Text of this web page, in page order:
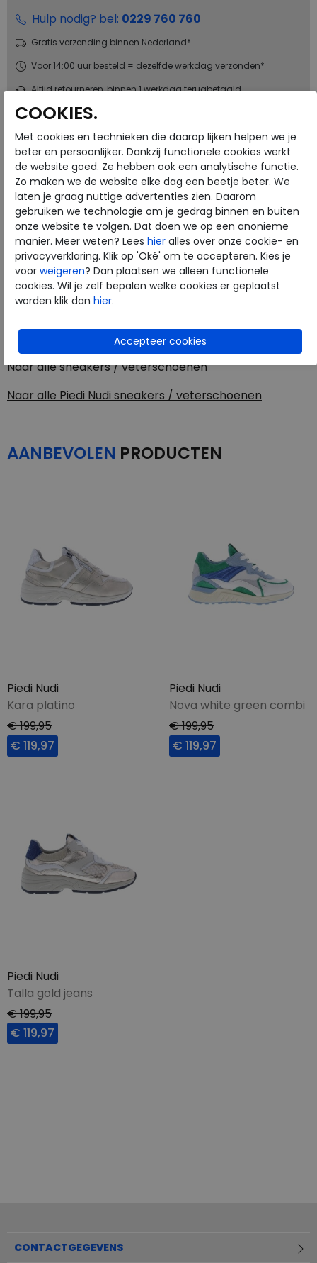
Piedi Nudi
Naar allesneakers / veterschoenen
Naar alle Piedi Nudi sneakers / veterschoenen
Hulp nodig? bel: 0229 760 760
Gratis verzending binnen Nederland*
Voor 14:00 uur besteld = dezelfde werkdag verzonden*
Altijd retourneren, binnen 1 werkdag terugbetaald
Piedi Nudi
Fabrikantcode
04.05
Bestelcode
234.69.000029
Kleur
Pale blue
Materiaal
Leer
Wijdtemaat
k
Uitneembaar voetbed
AANBEVOLEN PRODUCTEN
Piedi Nudi
Kara platino
€ 199,95
€ 119,97
Piedi Nudi
Nova white green combi
€ 199,95
€ 119,97
Piedi Nudi
Talla gold jeans
€ 199,95
€ 119,97
CONTACTGEGEVENS
COOKIES.
Met cookies en technieken die daarop lijken helpen we je
beter en persoonlijker. Dankzij functionele cookies werkt
de website goed. Ze hebben ook een analytische functie.
Zo maken we de website elke dag een beetje beter. We
laten je graag nuttige advertenties zien. Daarom
gebruiken we technologie om je gedrag binnen en buiten
onze website te volgen. Dat doen we op een anonieme
manier. Meer weten? Lees hier alles over onze cookie- en
privacyverklaring. Klik op 'Oké' om te accepteren. Kies je
voor weigeren? Dan plaatsen we alleen functionele
cookies. Wil je zelf bepalen welke cookies er geplaatst
worden klik dan hier.